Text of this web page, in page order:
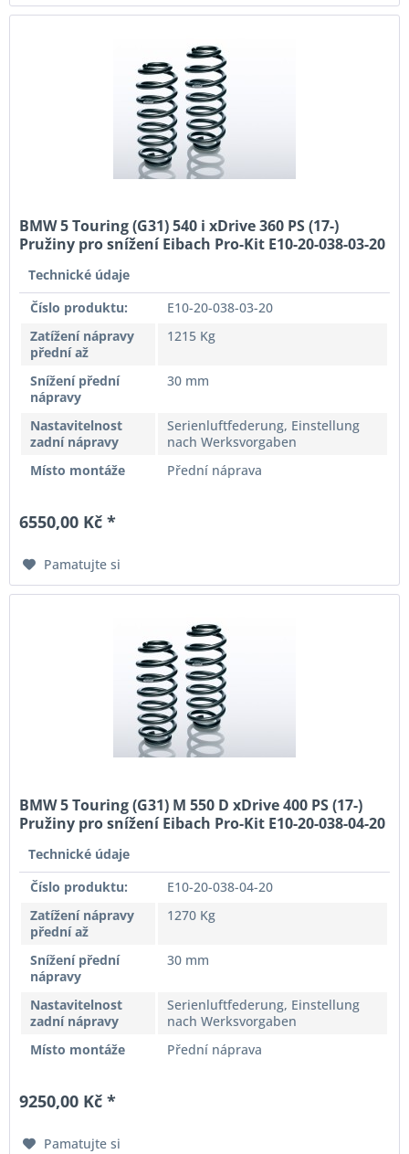
BMW 5 Touring (G31) 540 i xDrive 360 PS (17-)
Pružiny pro snížení Eibach Pro-Kit E10-20-038-03-20
Technické údaje
Číslo produktu:
E10-20-038-03-20
Zatížení nápravy
přední až
1215 Kg
Snížení přední
nápravy
30 mm
Nastavitelnost
zadní nápravy
Serienluftfederung, Einstellung
nach Werksvorgaben
Místo montáže
Přední náprava
6550,00 Kč *
Pamatujte si
BMW 5 Touring (G31) M 550 D xDrive 400 PS (17-)
Pružiny pro snížení Eibach Pro-Kit E10-20-038-04-20
Technické údaje
Číslo produktu:
E10-20-038-04-20
Zatížení nápravy
přední až
1270 Kg
Snížení přední
nápravy
30 mm
Nastavitelnost
zadní nápravy
Serienluftfederung, Einstellung
nach Werksvorgaben
Místo montáže
Přední náprava
9250,00 Kč *
Pamatujte si